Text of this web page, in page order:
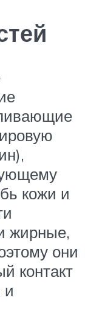
кожи и
жирные,
они
контакт
и